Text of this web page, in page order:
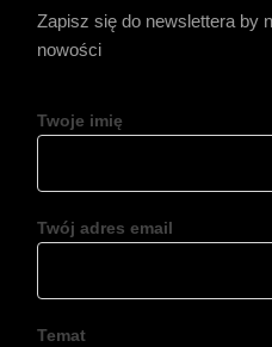
Zapisz się do newslettera by
nowości
Twoje imię
Twój adres email
Temat